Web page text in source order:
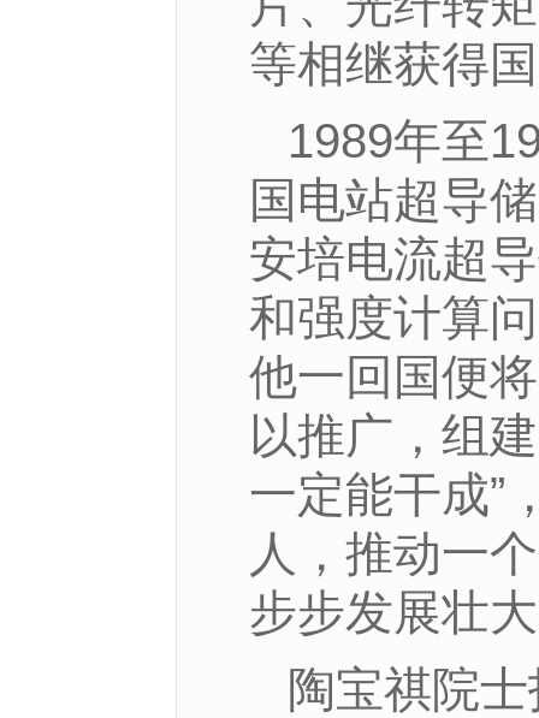
等相继获得
1989年至
国电站超导
安培电流超
和强度计算
他一回国便
以推广，组
一定能干成”
人，推动一
步步发展壮
陶宝祺院